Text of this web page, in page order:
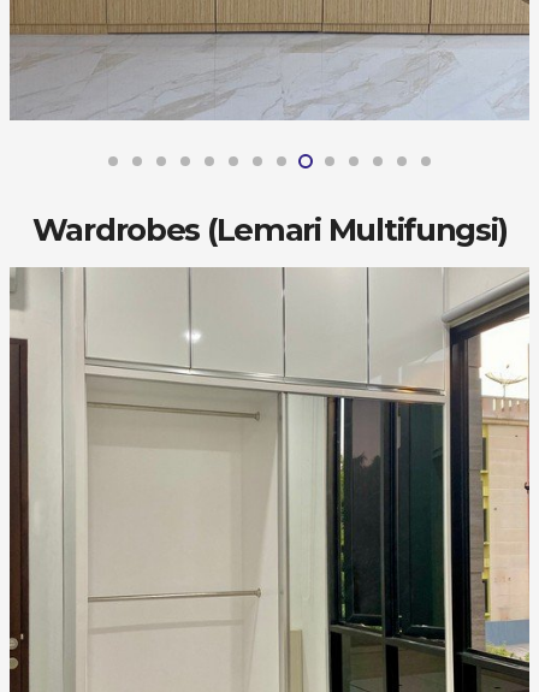
Wardrobes (Lemari Multifungsi)